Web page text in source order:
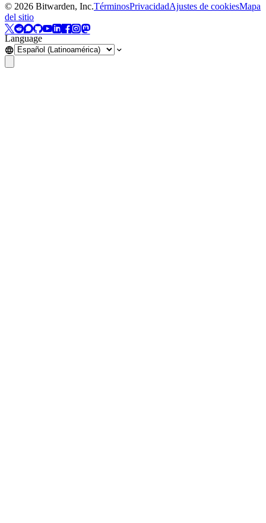
© 2026 Bitwarden, Inc.TérminosPrivacidadAjustes de cookiesMapa
del sitio
Language